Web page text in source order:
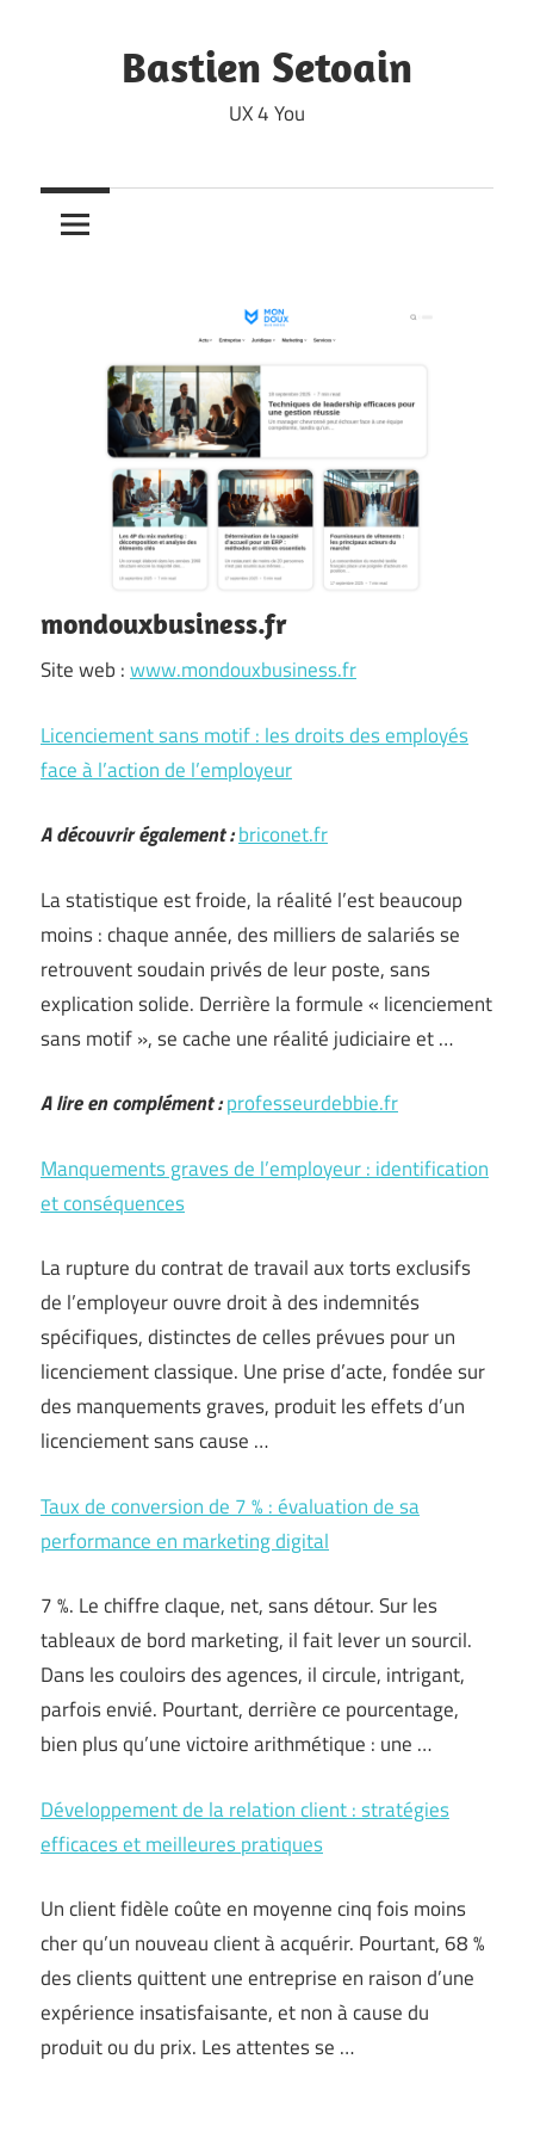
Bastien Setoain
UX 4 You
mondouxbusiness.fr
Site web :www.mondouxbusiness.fr
Licenciement sans motif : les droits des employés
face à l’action de l’employeur
A découvrir également :briconet.fr
La statistique est froide, la réalité l’est beaucoup
moins : chaque année, des milliers de salariés se
retrouvent soudain privés de leur poste, sans
explication solide. Derrière la formule « licenciement
sans motif », se cache une réalité judiciaire et …
A lire en complément :professeurdebbie.fr
Manquements graves de l’employeur : identification
et conséquences
La rupture du contrat de travail aux torts exclusifs
de l’employeur ouvre droit à des indemnités
spécifiques, distinctes de celles prévues pour un
licenciement classique. Une prise d’acte, fondée sur
des manquements graves, produit les effets d’un
licenciement sans cause …
Taux de conversion de 7 % : évaluation de sa
performance en marketing digital
7 %. Le chiffre claque, net, sans détour. Sur les
tableaux de bord marketing, il fait lever un sourcil.
Dans les couloirs des agences, il circule, intrigant,
parfois envié. Pourtant, derrière ce pourcentage,
bien plus qu’une victoire arithmétique : une …
Développement de la relation client : stratégies
efficaces et meilleures pratiques
Un client fidèle coûte en moyenne cinq fois moins
cher qu’un nouveau client à acquérir. Pourtant, 68 %
des clients quittent une entreprise en raison d’une
expérience insatisfaisante, et non à cause du
produit ou du prix. Les attentes se …